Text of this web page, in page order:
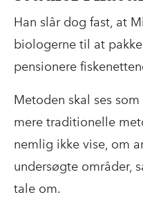
Han slår dog fast, at
biologerne til at
pensionere
Metoden skal ses
mere traditionelle
nemlig ikke vise, om
undersøgte områder,
tale om.